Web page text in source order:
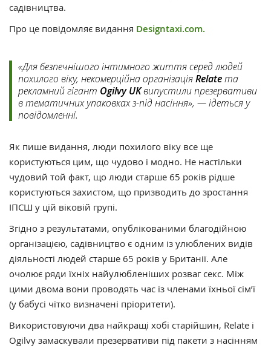
садівництва.
Про це повідомляє видання Designtaxi.com.
«Для безпечнішого інтимного життя серед людей
похилого віку, некомерційна організаціяRelateта
рекламний гігант Ogilvy UKвипустили презервативи
в тематичних упаковках з-під насіння», — ідеться у
повідомленні.
Як пише видання, люди похилого віку все ще
користуються цим, що чудово і модно. Не настільки
чудовий той факт, що люди старше 65 років рідше
користуються захистом, що призводить до зростання
ІПСШ у цій віковій групі.
Згідно з результатами, опублікованими благодійною
організацією, садівництво є одним із улюблених видів
діяльності людей старше 65 років у Британії. Але
очолює ряди їхніх найулюбленіших розваг секс. Між
цими двома вони проводять час із членами їхньої сім’ї
(у бабусі чітко визначені пріоритети).
Використовуючи два найкращі хобі старійшин, Relate і
Ogilvy замаскували презервативи під пакети з насінням